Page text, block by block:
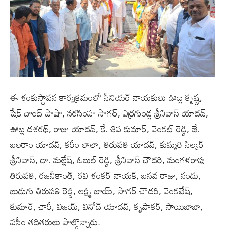
ఈ శంకుస్థాపన కార్యక్రమంలో సీనియర్ నాయకులు ఊట్ల కృష్ణ,
షేక్ చాంద్ పాషా, నరసింహ సాగర్, ఎర్రగుండ్ల శ్రీనివాస్ యాదవ్,
ఊట్ల దశరథ్, రాజు యాదవ్, కే. శివ కుమార్, వెంకట్ రెడ్డి, జే.
బలరాం యాదవ్, కరీం లాలా, తిరుపతి యాదవ్, కుమ్మరి సిల్వర్
శ్రీనివాస్, డా. మల్లేష్, ఓబుల్ రెడ్డి, శ్రీనివాస్ చౌదరి, మంగళరాపు
తిరుపతి, రజనీకాంత్, రవి శంకర్ నాయక్, బసవ రాజు, నందు,
బుడుగు తిరుపతి రెడ్డి, లక్ష్మి బాయ్, సాగర్ చౌదరి, వెంకటేష్,
కుమార్, చారీ, విజయ్, వినోద్ యాదవ్, కృపాకర్, సాయిబాబా,
వసీం తదితరులు పాల్గొన్నారు.